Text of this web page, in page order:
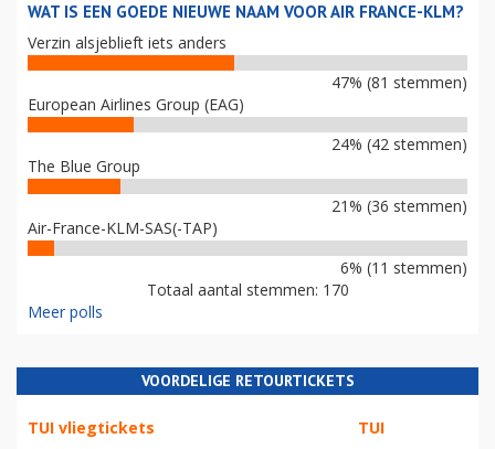
WAT IS EEN GOEDE NIEUWE NAAM VOOR AIR FRANCE-KLM?
Verzin alsjeblieft iets anders
47% (81 stemmen)
European Airlines Group (EAG)
24% (42 stemmen)
The Blue Group
21% (36 stemmen)
Air-France-KLM-SAS(-TAP)
6% (11 stemmen)
Totaal aantal stemmen: 170
Meer polls
VOORDELIGE RETOURTICKETS
TUI vliegtickets TUI